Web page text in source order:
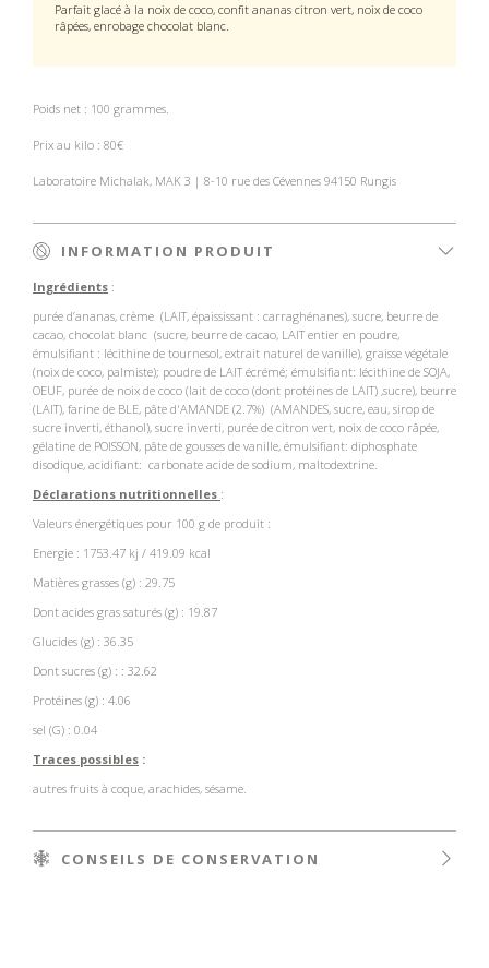
Parfait glacé à la noix de coco, confit ananas citron vert, noix de coco
râpées, enrobage chocolat blanc.
Poids net : 100 grammes.
Prix au kilo : 80€
Laboratoire Michalak, MAK 3 | 8-10 rue des Cévennes 94150 Rungis
INFORMATION PRODUIT
Ingrédients :
purée d’ananas, crème (LAIT, épaississant : carraghénanes), sucre, beurre de
cacao, chocolat blanc (sucre, beurre de cacao, LAIT entier en poudre,
émulsifiant : lécithine de tournesol, extrait naturel de vanille), graisse végétale
(noix de coco, palmiste); poudre de LAIT écrémé; émulsifiant: lécithine de SOJA,
OEUF, purée de noix de coco (lait de coco (dont protéines de LAIT) ,sucre), beurre
(LAIT), farine de BLE, pâte d'AMANDE (2.7%) (AMANDES, sucre, eau, sirop de
sucre inverti, éthanol), sucre inverti, purée de citron vert, noix de coco râpée,
gélatine de POISSON, pâte de gousses de vanille, émulsifiant: diphosphate
disodique, acidifiant: carbonate acide de sodium, maltodextrine.
Déclarations nutritionnelles :
Valeurs énergétiques pour 100 g de produit :
Energie : 1753.47 kj / 419.09 kcal
Matières grasses (g) : 29.75
Dont acides gras saturés (g) : 19.87
Glucides (g) : 36.35
Dont sucres (g) : : 32.62
Protéines (g) : 4.06
sel (G) : 0.04
Traces possibles :
autres fruits à coque, arachides, sésame.
CONSEILS DE CONSERVATION